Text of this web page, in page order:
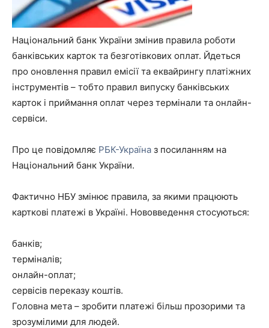
Національний банк України змінив правила роботи
банківських карток та безготівкових оплат. Йдеться
про оновлення правил емісії та еквайрингу платіжних
інструментів – тобто правил випуску банківських
карток і приймання оплат через термінали та онлайн-
сервіси.
Про це повідомляє РБК-Україна з посиланням на
Національний банк України.
Фактично НБУ змінює правила, за якими працюють
карткові платежі в Україні. Нововведення стосуються:
банків;
терміналів;
онлайн-оплат;
сервісів переказу коштів.
Головна мета – зробити платежі більш прозорими та
зрозумілими для людей.